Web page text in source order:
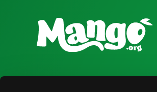
National Mango Board